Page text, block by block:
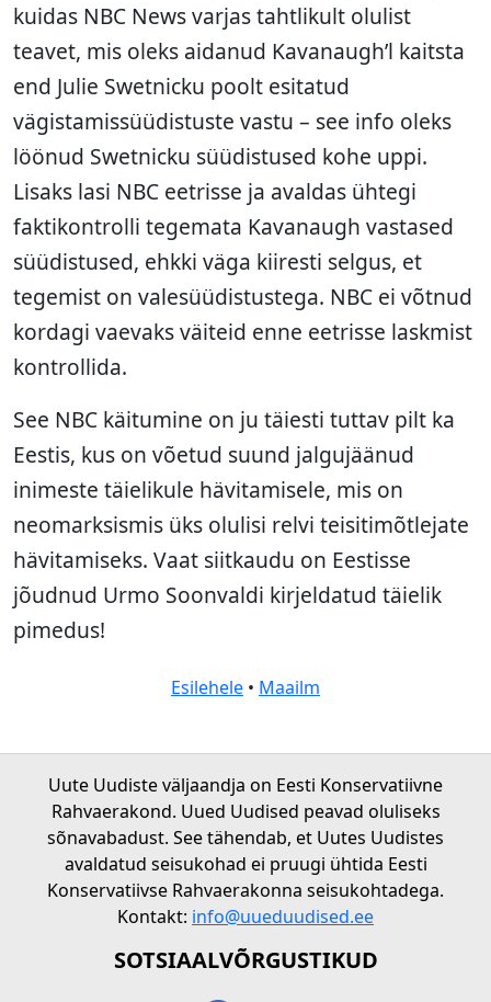
kuidas NBC News varjas tahtlikult olulist
teavet, mis oleks aidanud Kavanaugh’l kaitsta
end Julie Swetnicku poolt esitatud
vägistamissüüdistuste vastu – see info oleks
löönud Swetnicku süüdistused kohe uppi.
Lisaks lasi NBC eetrisse ja avaldas ühtegi
faktikontrolli tegemata Kavanaugh vastased
süüdistused, ehkki väga kiiresti selgus, et
tegemist on valesüüdistustega. NBC ei võtnud
kordagi vaevaks väiteid enne eetrisse laskmist
kontrollida.
See NBC käitumine on ju täiesti tuttav pilt ka
Eestis, kus on võetud suund jalgujäänud
inimeste täielikule hävitamisele, mis on
neomarksismis üks olulisi relvi teisitimõtlejate
hävitamiseks. Vaat siitkaudu on Eestisse
jõudnud Urmo Soonvaldi kirjeldatud täielik
pimedus!
Esilehele • Maailm
Uute Uudiste väljaandja on Eesti Konservatiivne
Rahvaerakond. Uued Uudised peavad oluliseks
sõnavabadust. See tähendab, et Uutes Uudistes
avaldatud seisukohad ei pruugi ühtida Eesti
Konservatiivse Rahvaerakonna seisukohtadega.
Kontakt: info@uueduudised.ee
SOTSIAALVÕRGUSTIKUD